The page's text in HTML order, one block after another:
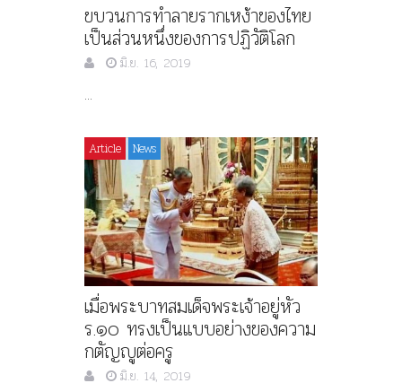
ขบวนการทำลายรากเหง้าของไทย
เป็นส่วนหนึ่งของการปฏิวัติโลก
มิ.ย. 16, 2019
...
Article News
เมื่อพระบาทสมเด็จพระเจ้าอยู่หัว
ร.๑๐ ทรงเป็นแบบอย่างของความ
กตัญญูต่อครู
มิ.ย. 14, 2019